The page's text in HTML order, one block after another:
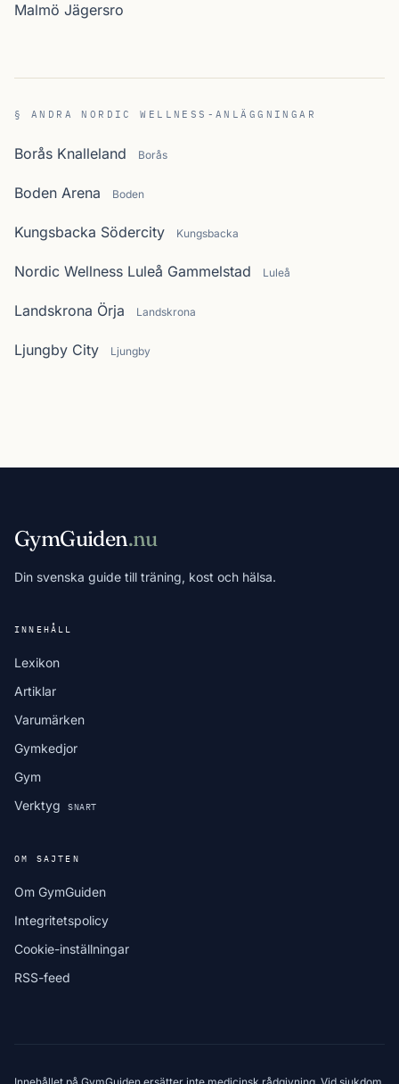
Malmö Jägersro
§ ANDRA NORDIC WELLNESS-ANLÄGGNINGAR
Borås Knalleland Borås
Boden Arena Boden
Kungsbacka Södercity Kungsbacka
Nordic Wellness Luleå Gammelstad Luleå
Landskrona Örja Landskrona
Ljungby City Ljungby
GymGuiden.nu
Din svenska guide till träning, kost och hälsa.
INNEHÅLL
Lexikon
Artiklar
Varumärken
Gymkedjor
Gym
Verktyg
SNART
OM SAJTEN
Om GymGuiden
Integritetspolicy
Cookie-inställningar
RSS-feed